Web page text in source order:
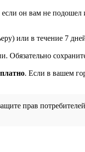
он вам не подошел
или в течение 7
Обязательно
. Если в вашем
прав